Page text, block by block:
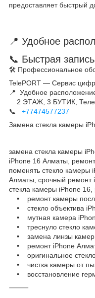
предоставляет быстрый
📍 Удобное
📞 Быстрая запись
🛠 Профессиональное
TelePORT — Сервис
📍 Удобное
2 ЭТАЖ, 3 БУТИК,
📞
+77474577237
Замена стекла камеры
замена стекла камеры
iPhone 16 Алматы,
поменять стекло камеры
Алматы, срочный ремонт
стекла камеры iPhone
• ремонт камеры
• стекло объектива
• мутная камера
• треснуло стекло
• замена линзы
• ремонт iPhone
• оригинальное
• чистка камеры от
• восстановление
⸻